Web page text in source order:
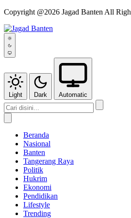
Copyright @2026 Jagad Banten All
Light Dark Automatic
Beranda
Nasional
Banten
Tangerang Raya
Politik
Hukrim
Ekonomi
Pendidikan
Lifestyle
Trending